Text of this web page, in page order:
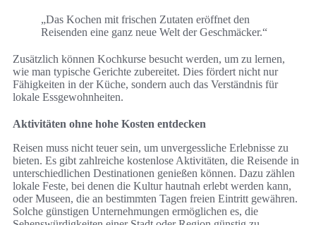
„Das Kochen mit frischen Zutaten eröffnet den
Reisenden eine ganz neue Welt der Geschmäcker.“
Zusätzlich können Kochkurse besucht werden, um zu lernen,
wie man typische Gerichte zubereitet. Dies fördert nicht nur
Fähigkeiten in der Küche, sondern auch das Verständnis für
lokale Essgewohnheiten.
Aktivitäten ohne hohe Kosten entdecken
Reisen muss nicht teuer sein, um unvergessliche Erlebnisse zu
bieten. Es gibt zahlreiche kostenlose Aktivitäten, die Reisende in
unterschiedlichen Destinationen genießen können. Dazu zählen
lokale Feste, bei denen die Kultur hautnah erlebt werden kann,
oder Museen, die an bestimmten Tagen freien Eintritt gewähren.
Solche günstigen Unternehmungen ermöglichen es, die